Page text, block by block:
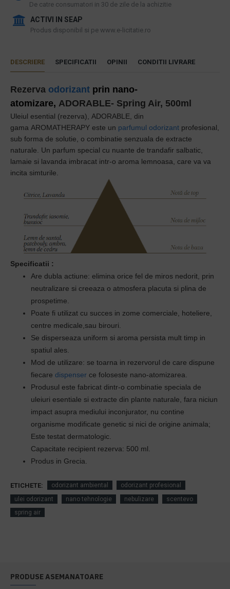
De catre consumatori in 30 de zile de la achizitie
ACTIVI IN SEAP
Produs disponibil si pe www.e-licitatie.ro
DESCRIERE SPECIFICATII OPINII CONDITII LIVRARE
Rezerva odorizant prin nano-
atomizare, ADORABLE- Spring Air, 500ml
Uleiul esential (rezerva), ADORABLE din
gama AROMATHERAPY este un parfumul odorizant profesional,
sub forma de solutie, o combinatie senzuala de extracte
naturale. Un parfum special cu nuante de trandafir salbatic,
lamaie si lavanda imbracat intr-o aroma lemnoasa, care va va
incita simturile.
Specificatii :
Are dubla actiune: elimina orice fel de miros nedorit, prin
neutralizare si creeaza o atmosfera placuta si plina de
prospetime.
Poate fi utilizat cu succes in zome comerciale, hoteliere,
centre medicale,sau birouri.
Se disperseaza uniform si aroma persista mult timp in
spatiul ales.
Mod de utilizare: se toarna in rezervorul de care dispune
fiecare dispenser ce foloseste nano-atomizarea.
Produsul este fabricat dintr-o combinatie speciala de
uleiuri esentiale si extracte din plante naturale, fara niciun
impact asupra mediului inconjurator, nu contine
organisme modificate genetic si nici de origine animala;
Este testat dermatologic.
Capacitate recipient rezerva: 500 ml.
Produs in Grecia.
ETICHETE: odorizant ambiental
odorizant profesional
ulei odorizant
nano tehnologie nebulizare
scentevo
spring air
PRODUSE ASEMANATOARE